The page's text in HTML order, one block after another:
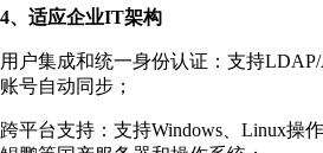
4、适应企业IT架构
用户集成和统一身份认证：支持
账号自动同步；
跨平台支持：支持Windows、Linux操